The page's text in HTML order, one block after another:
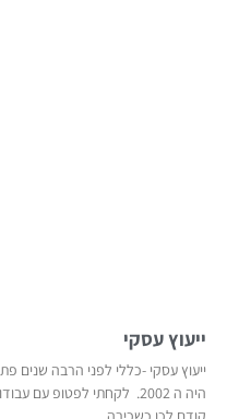
ייעוץ עסקי
ייעוץ עסקי -כללי לפני הרבה שנים
היה ה 2002. לקחתי לפטופ עם